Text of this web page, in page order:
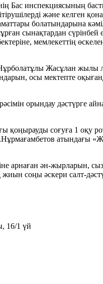
Бас инспекциясының
және келген
болатындарына
сынақтардан
мемлекеттің
Жасұлан жылы
осы мектепте
орындау дәстүрге
қоңырауды соғуға 1
атындағы
арнаған ән-
соңы әскери салт-
16/1 үй